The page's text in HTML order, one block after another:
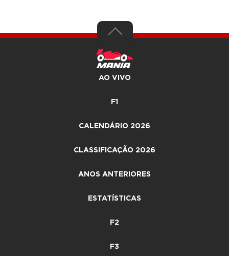
AO VIVO
F1
CALENDÁRIO 2026
CLASSIFICAÇÃO 2026
ANOS ANTERIORES
ESTATÍSTICAS
F2
F3